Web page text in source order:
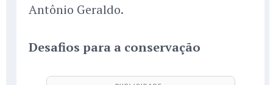
Antônio Geraldo.
Desafios para a conservação